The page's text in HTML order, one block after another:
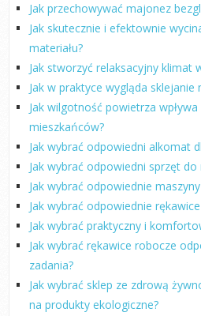
Jak przechowywać majonez
Jak skutecznie i efektownie
materiału?
Jak stworzyć relaksacyjny klimat
Jak w praktyce wygląda
Jak wilgotność powietrza
mieszkańców?
Jak wybrać odpowiedni alkomat
Jak wybrać odpowiedni sprzęt do
Jak wybrać odpowiednie
Jak wybrać odpowiednie
Jak wybrać praktyczny i
Jak wybrać rękawice robocze
zadania?
Jak wybrać sklep ze zdrową
na produkty ekologiczne?